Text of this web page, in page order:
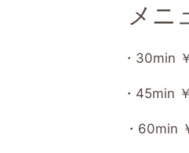
メニ
・30min
・45min
・60min